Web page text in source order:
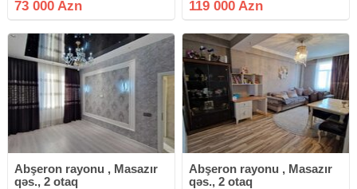
Eyvan
73 000 Azn
bina evi satılır.Qaz, su, işıq
119 000 Azn
Abşeron rayonu , Masazır
qəs., 2 otaq
Abşeron rayonu , Masazır
qəs., 2 otaq